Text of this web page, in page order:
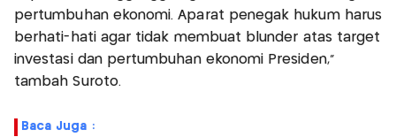
pertumbuhan ekonomi. Aparat penegak hukum harus
berhati-hati agar tidak membuat blunder atas target
investasi dan pertumbuhan ekonomi Presiden,”
tambah Suroto.
Baca Juga :